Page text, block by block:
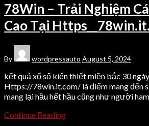
78Win – Trải Nghiệm
Cao Tại
By wordpressauto August 5, 2024
kết quả xổ số kiến thiết miền bắc 30 ngày
Https://78win.it.com/ là điểm mang đến
mang lại hầu hết hầu cũng như người
Continue Reading